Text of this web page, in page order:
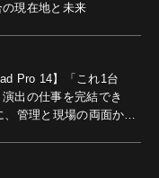
現在地と未来
Pro 14】「これ1台
出の仕事を完結でき
管理と現場の両面から